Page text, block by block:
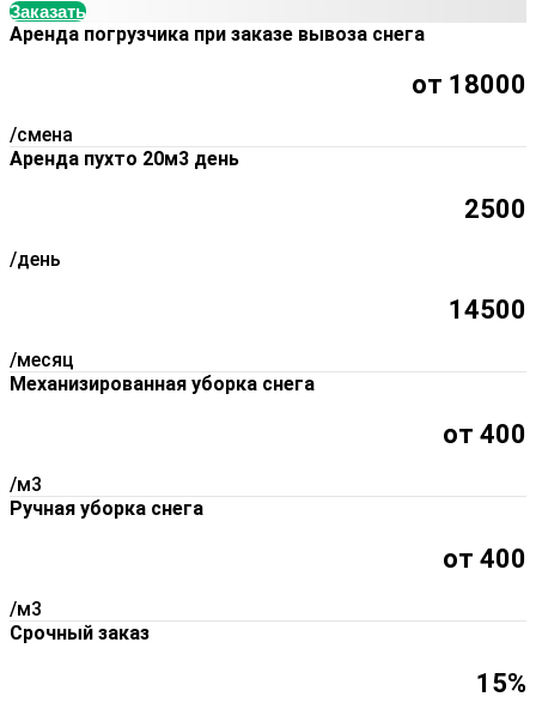
Заказать
Аренда погрузчика при заказе вывоза снега
от 18000
/смена
Аренда пухто 20м3 день
2500
/день
14500
/месяц
Механизированная уборка снега
от 400
/м3
Ручная уборка снега
от 400
/м3
Срочный заказ
15%